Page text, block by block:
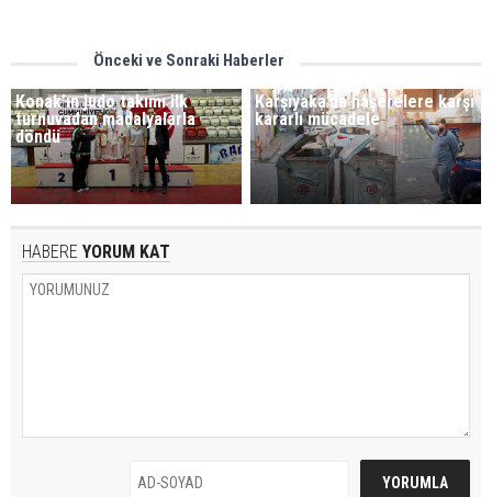
Önceki ve Sonraki Haberler
Konak’ın judo takımı ilk
turnuvadan madalyalarla
döndü
Karşıyaka’da haşerelere karşı
kararlı mücadele
HABERE YORUM KAT